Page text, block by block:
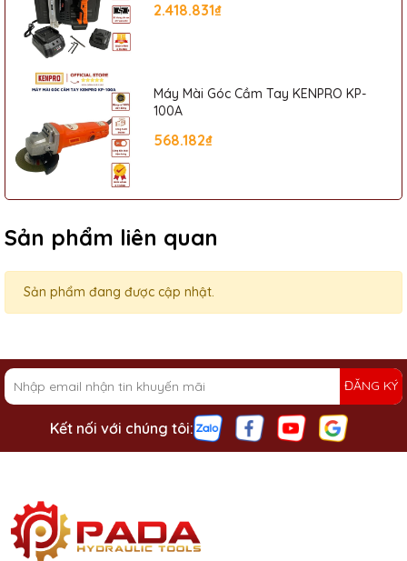
2.418.831₫
Máy Mài Góc Cầm Tay KENPRO KP-
100A
568.182₫
Sản phẩm liên quan
Sản phẩm đang được cập nhật.
ĐĂNG KÝ
Kết nối với chúng tôi: